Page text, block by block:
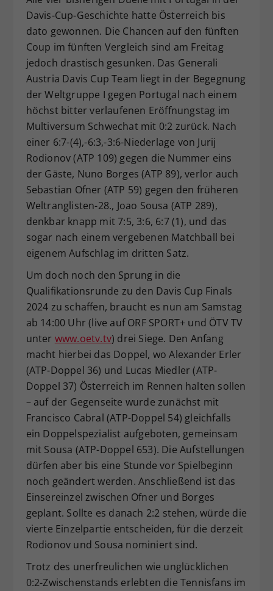
Davis-Cup-Geschichte hatte Österreich bis
dato gewonnen. Die Chancen auf den fünften
Coup im fünften Vergleich sind am Freitag
jedoch drastisch gesunken. Das Generali
Austria Davis Cup Team liegt in der Begegnung
der Weltgruppe I gegen Portugal nach einem
höchst bitter verlaufenen Eröffnungstag im
Multiversum Schwechat mit 0:2 zurück. Nach
einer 6:7-(4),-6:3,-3:6-Niederlage von Jurij
Rodionov (ATP 109) gegen die Nummer eins
der Gäste, Nuno Borges (ATP 89), verlor auch
Sebastian Ofner (ATP 59) gegen den früheren
Weltranglisten-28., Joao Sousa (ATP 289),
denkbar knapp mit 7:5, 3:6, 6:7 (1), und das
sogar nach einem vergebenen Matchball bei
eigenem Aufschlag im dritten Satz.
Um doch noch den Sprung in die
Qualifikationsrunde zu den Davis Cup Finals
2024 zu schaffen, braucht es nun am Samstag
ab 14:00 Uhr (live auf ORF SPORT+ und ÖTV TV
unter www.oetv.tv) drei Siege. Den Anfang
macht hierbei das Doppel, wo Alexander Erler
(ATP-Doppel 36) und Lucas Miedler (ATP-
Doppel 37) Österreich im Rennen halten sollen
– auf der Gegenseite wurde zunächst mit
Francisco Cabral (ATP-Doppel 54) gleichfalls
ein Doppelspezialist aufgeboten, gemeinsam
mit Sousa (ATP-Doppel 653). Die Aufstellungen
dürfen aber bis eine Stunde vor Spielbeginn
noch geändert werden. Anschließend ist das
Einsereinzel zwischen Ofner und Borges
geplant. Sollte es danach 2:2 stehen, würde die
vierte Einzelpartie entscheiden, für die derzeit
Rodionov und Sousa nominiert sind.
Trotz des unerfreulichen wie unglücklichen
0:2-Zwischenstands erlebten die Tennisfans im
Zweck
Dieser Wert speichert Ihre Consent-
Einstellungen. Unter anderem eine
zufällig generierte ID, für die
historische Speicherung Ihrer
vorgenommen Einstellungen, falls der
Webseiten-Betreiber dies eingestellt
hat.